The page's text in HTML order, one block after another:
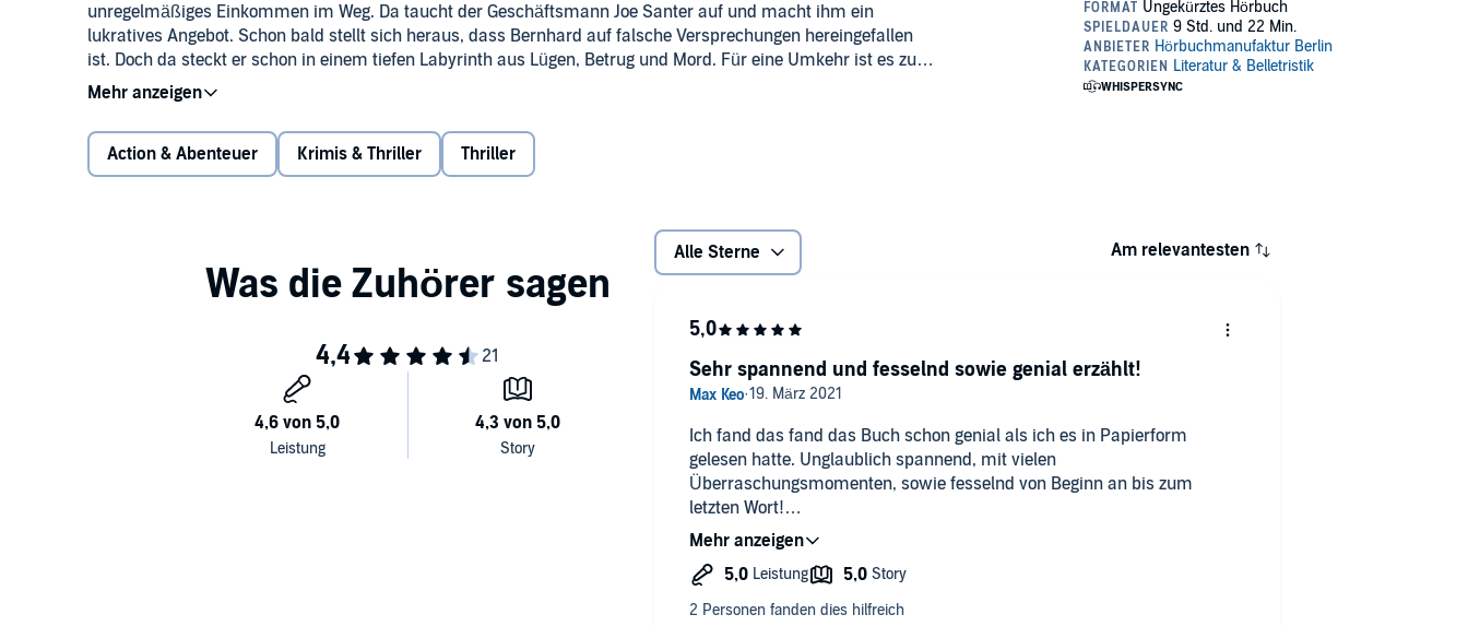
unregelmäßiges Einkommen im Weg. Da taucht der Geschäftsmann Joe Santer auf und macht ihm ein
lukratives Angebot. Schon bald stellt sich heraus, dass Bernhard auf falsche Versprechungen hereingefallen
ist. Doch da steckt er schon in einem tiefen Labyrinth aus Lügen, Betrug und Mord. Für eine Umkehr ist es zu
spät. Eine lebensgefährliche Jagd beginnt.
©2020 Jeder Tag zählt e.V. (P)2021 Hörbuchmanufaktur Berlin
Action & Abenteuer Krimis & Thriller Thriller
Alle Sterne Am relevantesten
Ich fand das fand das Buch schon genial als ich es in Papierform
gelesen hatte. Unglaublich spannend, mit vielen
Überraschungsmomenten, sowie fesselnd von Beginn an bis zum
letzten Wort!
Nun war ich auf die Umsetzung zum Hörbuch gespannt. Der Erzähler
hat mich mit seiner Stimme und Art genauso überzeugt wie der Autor
des Buches als Autor und schließlich mit seiner Auswahl des Erzählers.
Vielen Dank für die sehr gute Unterhaltung!
Sehr spannend und fesselnd sowie genial erzählt!